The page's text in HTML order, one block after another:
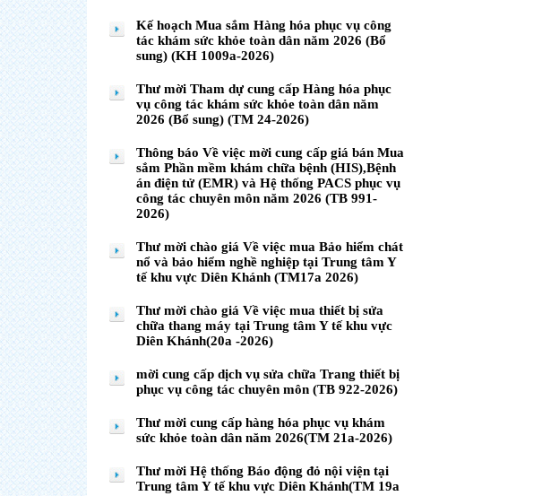
Kế hoạch Mua sắm Hàng hóa phục vụ công
tác khám sức khỏe toàn dân năm 2026 (Bổ
sung) (KH 1009a-2026)
Thư mời Tham dự cung cấp Hàng hóa phục
vụ công tác khám sức khỏe toàn dân năm
2026 (Bổ sung) (TM 24-2026)
Thông báo Về việc mời cung cấp giá bán Mua
sắm Phần mềm khám chữa bệnh (HIS),Bệnh
án điện tử (EMR) và Hệ thống PACS phục vụ
công tác chuyên môn năm 2026 (TB 991-
2026)
Thư mời chào giá Về việc mua Bảo hiểm chát
nổ và bảo hiểm nghề nghiệp tại Trung tâm Y
tế khu vực Diên Khánh (TM17a 2026)
Thư mời chào giá Về việc mua thiết bị sửa
chữa thang máy tại Trung tâm Y tế khu vực
Diên Khánh(20a -2026)
mời cung cấp dịch vụ sửa chữa Trang thiết bị
phục vụ công tác chuyên môn (TB 922-2026)
Thư mời cung cấp hàng hóa phục vụ khám
sức khỏe toàn dân năm 2026(TM 21a-2026)
Thư mời Hệ thống Báo động đỏ nội viện tại
Trung tâm Y tế khu vực Diên Khánh(TM 19a